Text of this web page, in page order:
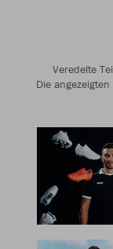
Veredelte
Die